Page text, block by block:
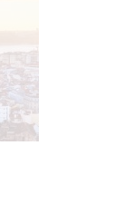
para hacer
que puedas
disfruta!